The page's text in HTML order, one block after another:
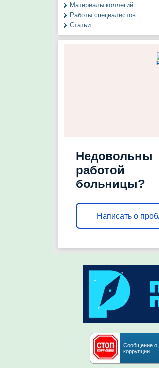
Материалы коллегий
Работы специалистов
Статьи
Недовольны
работой
больницы?
Написать о
Сообщение о
коррупции